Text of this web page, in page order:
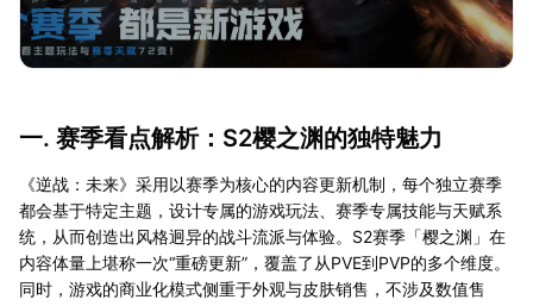
一. 赛季看点解析：S2樱之渊的独特魅力
《逆战：未来》采用以赛季为核心的内容更新机制，每个独立赛季
都会基于特定主题，设计专属的游戏玩法、赛季专属技能与天赋系
统，从而创造出风格迥异的战斗流派与体验。S2赛季「樱之渊」在
内容体量上堪称一次“重磅更新”，覆盖了从PVE到PVP的多个维度。
同时，游戏的商业化模式侧重于外观与皮肤销售，不涉及数值售